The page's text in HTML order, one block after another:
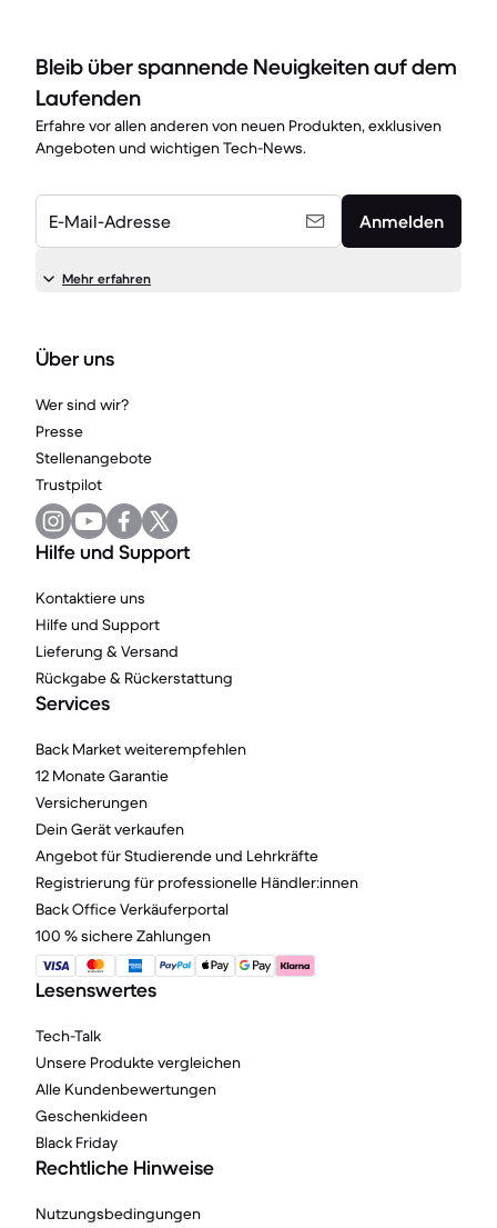
Bleib über spannende Neuigkeiten auf dem
Laufenden
Erfahre vor allen anderen von neuen Produkten, exklusiven
Angeboten und wichtigen Tech-News.
E-Mail-Adresse Anmelden
Mehr erfahren
Über uns
Wer sind wir?
Presse
Stellenangebote
Trustpilot
Hilfe und Support
Kontaktiere uns
Hilfe und Support
Lieferung & Versand
Rückgabe & Rückerstattung
Services
Back Market weiterempfehlen
12 Monate Garantie
Versicherungen
Dein Gerät verkaufen
Angebot für Studierende und Lehrkräfte
Registrierung für professionelle Händler:innen
Back Office Verkäuferportal
100 % sichere Zahlungen
Lesenswertes
Tech-Talk
Unsere Produkte vergleichen
Alle Kundenbewertungen
Geschenkideen
Black Friday
Rechtliche Hinweise
Nutzungsbedingungen